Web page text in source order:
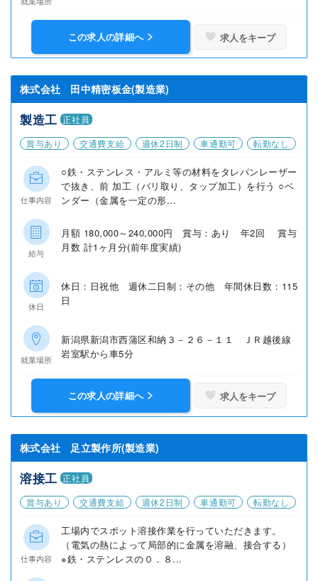
この求人の詳細へ 求人をキープ
株式会社 田中精密板金(製造業)
製造工 正社員
賞与あり
交通費支給 週休2日制 車通勤可 転勤なし
仕事内容
○鉄・ステンレス・アルミ等の材料をタレパンレーザー
で抜き、前 加工（バリ取り、タップ加工）を行う ○ベ
ンダー（金属を一定の形...
給与
月額 180,000～240,000円 賞与：あり 年2回 賞与
月数 計1ヶ月分(前年度実績)
休日
休日：日祝他 週休二日制：その他 年間休日数：115
日
就業場所
新潟県新潟市西蒲区和納３－２６－１１ ＪＲ越後線
岩室駅から車5分
この求人の詳細へ 求人をキープ
株式会社 足立製作所(製造業)
溶接工 正社員
賞与あり
交通費支給 週休2日制 車通勤可 転勤なし
仕事内容
工場内でスポット溶接作業を行っていただきます。
（電気の熱によって局部的に金属を溶融、接合する）
※鉄・ステンレスの０．８...